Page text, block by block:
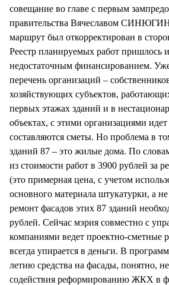
совещание во главе с первым
правительства Вячеславом
маршрут был откорректирован в
Реестр планируемых работ пришлось
недостаточным финансированием.
перечень организаций –
хозяйствующих субъектов,
первых этажах зданий и в
объектах, с этими организациями
составляются сметы. Но проблема в
зданий 87 – это жилые дома. По
из стоимости работ в 3900 рублей за
(это примерная цена, с учетом
основного материала штукатурки, а
ремонт фасадов этих 87 зданий
рублей. Сейчас мэрия совместно с
компаниями ведет проектно-сметные
всегда упирается в деньги. В
летию средства на фасады, понятно,
содействия реформированию ЖКХ в